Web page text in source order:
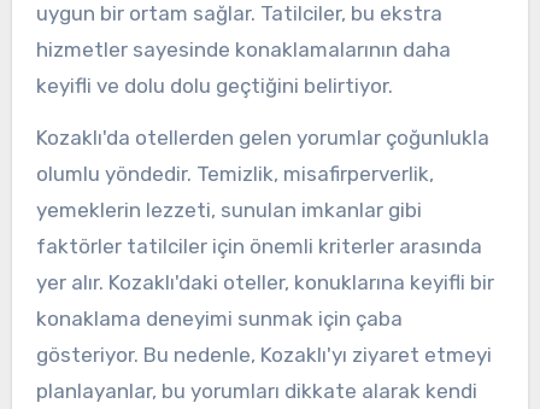
uygun bir ortam sağlar. Tatilciler, bu ekstra
hizmetler sayesinde konaklamalarının daha
keyifli ve dolu dolu geçtiğini belirtiyor.
Kozaklı'da otellerden gelen yorumlar çoğunlukla
olumlu yöndedir. Temizlik, misafirperverlik,
yemeklerin lezzeti, sunulan imkanlar gibi
faktörler tatilciler için önemli kriterler arasında
yer alır. Kozaklı'daki oteller, konuklarına keyifli bir
konaklama deneyimi sunmak için çaba
gösteriyor. Bu nedenle, Kozaklı'yı ziyaret etmeyi
planlayanlar, bu yorumları dikkate alarak kendi